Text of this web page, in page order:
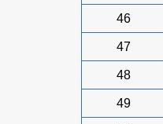
46
47
48
49